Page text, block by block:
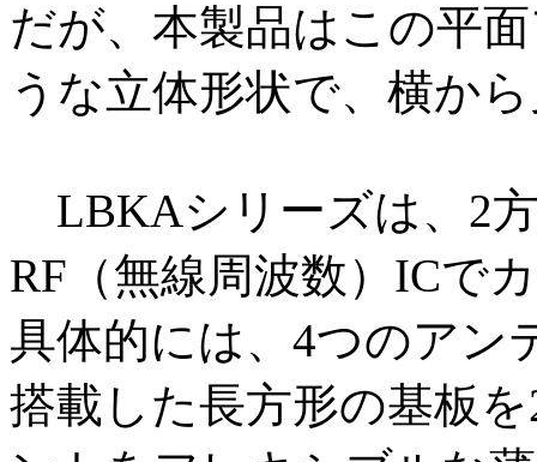
だが、本製品はこの平
うな立体形状で、横か
LBKAシリーズは、2
RF（無線周波数）ICで
具体的には、4つのアン
搭載した長方形の基板